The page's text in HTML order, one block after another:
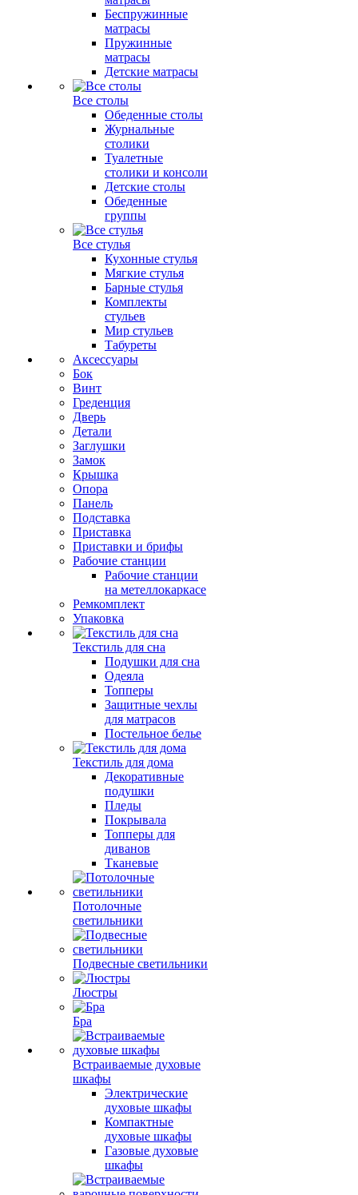
Беспружинные
матрасы
Пружинные
матрасы
Детские матрасы
Все столы
Обеденные столы
Журнальные
столики
Туалетные
столики и консоли
Детские столы
Обеденные
группы
Все стулья
Кухонные стулья
Мягкие стулья
Барные стулья
Комплекты
стульев
Мир стульев
Табуреты
Аксессуары
Бок
Винт
Греденция
Дверь
Детали
Заглушки
Замок
Крышка
Опора
Панель
Подставка
Приставка
Приставки и брифы
Рабочие станции
Рабочие станции
на метеллокаркасе
Ремкомплект
Упаковка
Текстиль для сна
Подушки для сна
Одеяла
Топперы
Защитные чехлы
для матрасов
Постельное белье
Текстиль для дома
Декоративные
подушки
Пледы
Покрывала
Топперы для
диванов
Тканевые
Потолочные
светильники
Подвесные светильники
Люстры
Бра
Встраиваемые духовые
шкафы
Электрические
духовые шкафы
Компактные
духовые шкафы
Газовые духовые
шкафы